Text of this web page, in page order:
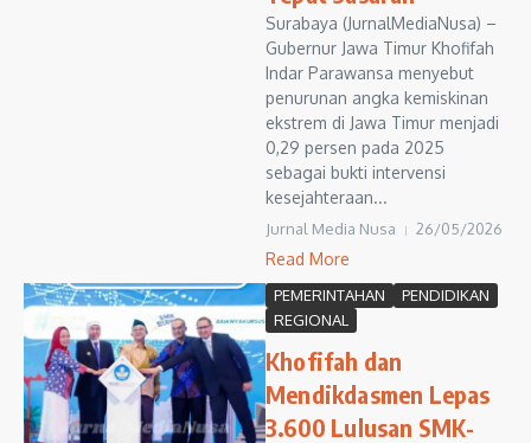
Surabaya (JurnalMediaNusa) –
Gubernur Jawa Timur Khofifah
Indar Parawansa menyebut
penurunan angka kemiskinan
ekstrem di Jawa Timur menjadi
0,29 persen pada 2025
sebagai bukti intervensi
kesejahteraan...
Jurnal Media Nusa 26/05/2026
Read More
PEMERINTAHAN
PENDIDIKAN
REGIONAL
Khofifah dan
Mendikdasmen Lepas
3.600 Lulusan SMK-